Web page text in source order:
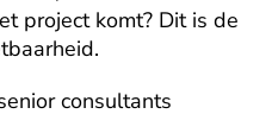
project komt? Dit is de
consultants